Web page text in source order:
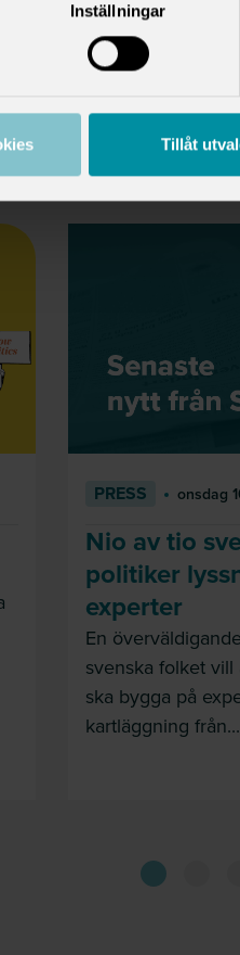
Inställningar
Tillåt
PRESS onsdag
Nio av tio
politiker
experter
En
svenska folket
ska bygga på
kartläggning från...